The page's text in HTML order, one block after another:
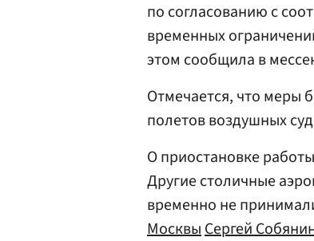
по согласованию с
временных
этом сообщила в
Отмечается, что меры
полетов воздушных
О приостановке
Другие столичные
временно не
МосквыСергей